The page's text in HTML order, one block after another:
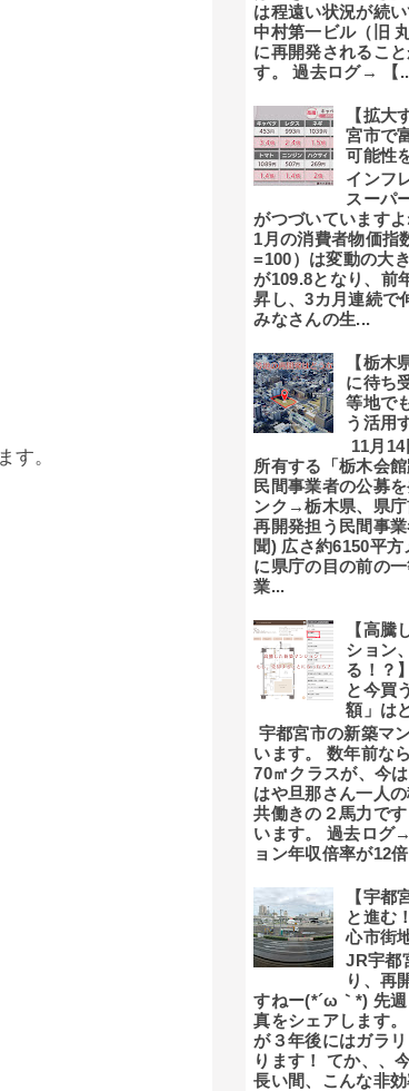
す。
は程遠い状況が続
中村第一ビル（旧
に再開発されるこ
す。 過去ログ→ 【
【拡大
宮市で
可能性
インフ
スーパ
がつづいています
1月の消費者物価指
=100）は変動の大
が109.8となり、前
昇し、3カ月連続で
みなさんの生...
【栃木
に待ち
等地で
う活用
11月
所有する「栃木会
民間事業者の公募
ンク→栃木県、県
再開発担う民間事
聞) 広さ約6150平
に県庁の目の前の
業...
【高騰
ション
る！？
と今買
額」は
宇都宮市の新築マ
います。 数年前な
70㎡クラスが、今
はや旦那さん一人
共働きの２馬力で
います。 過去ログ
ョン年収倍率が12
【宇都
と進む
心市街
JR宇都
り、再
すねー(*´ω｀*) 先
真をシェアします
が３年後にはガラ
ります！ てか、、
長い間、こんな非